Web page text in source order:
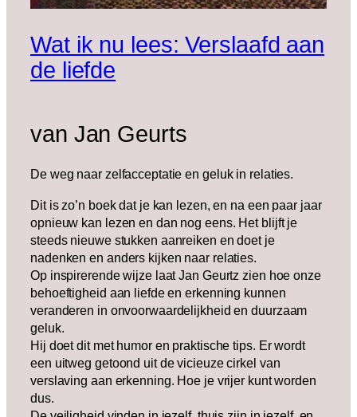
Wat ik nu lees: Verslaafd aan
de liefde
van Jan Geurts
De weg naar zelfacceptatie en geluk in relaties.
Dit is zo’n boek dat je kan lezen, en na een paar jaar
opnieuw kan lezen en dan nog eens. Het blijft je
steeds nieuwe stukken aanreiken en doet je
nadenken en anders kijken naar relaties.
Op inspirerende wijze laat Jan Geurtz zien hoe onze
behoeftigheid aan liefde en erkenning kunnen
veranderen in onvoorwaardelijkheid en duurzaam
geluk.
Hij doet dit met humor en praktische tips. Er wordt
een uitweg getoond uit de vicieuze cirkel van
verslaving aan erkenning. Hoe je vrijer kunt worden
dus.